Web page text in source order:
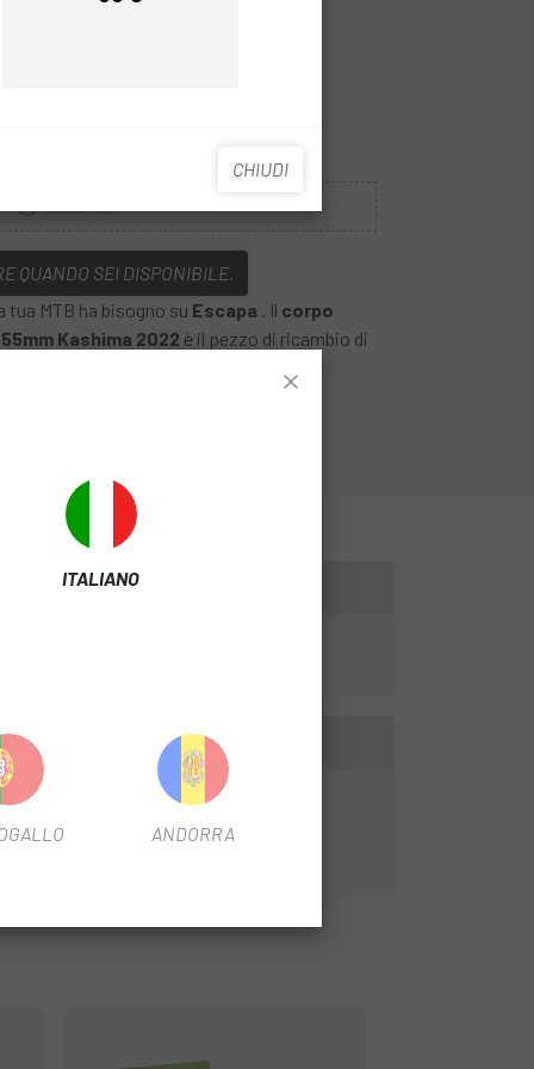
Esaurito
QUANDO SEI DISPONIBILE.
Prezzo
CHIUDI
tua MTB ha bisogno su Escapa . Il corpo
Kashima 2022 è il pezzo di ricambio di
ITALIANO
ANDORRA